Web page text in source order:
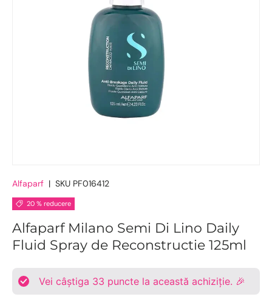
Alfaparf | SKU PF016412
20 % reducere
Alfaparf Milano Semi Di Lino Daily
Fluid Spray de Reconstructie 125ml
Vei câștiga 33 puncte la această achiziție. 🎉